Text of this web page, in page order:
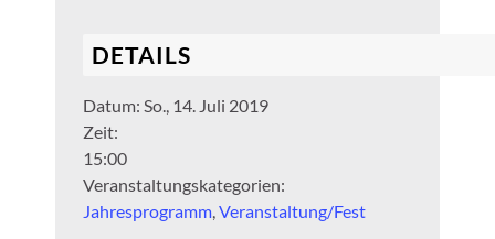
DETAILS
Datum: So., 14. Juli 2019
Zeit:
15:00
Veranstaltungskategorien:
Jahresprogramm Veranstaltung/Fest